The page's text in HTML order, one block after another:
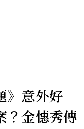
》意外好
？金憓秀傳